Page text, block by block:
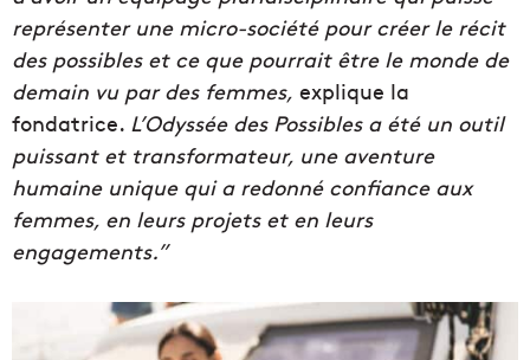
représenter une micro-société pour créer le récit
des possibles et ce que pourrait être le monde de
demain vu par des femmes, explique la
fondatrice. L’Odyssée des Possibles a été un outil
puissant et transformateur, une aventure
humaine unique qui a redonné confiance aux
femmes, en leurs projets et en leurs
engagements.”